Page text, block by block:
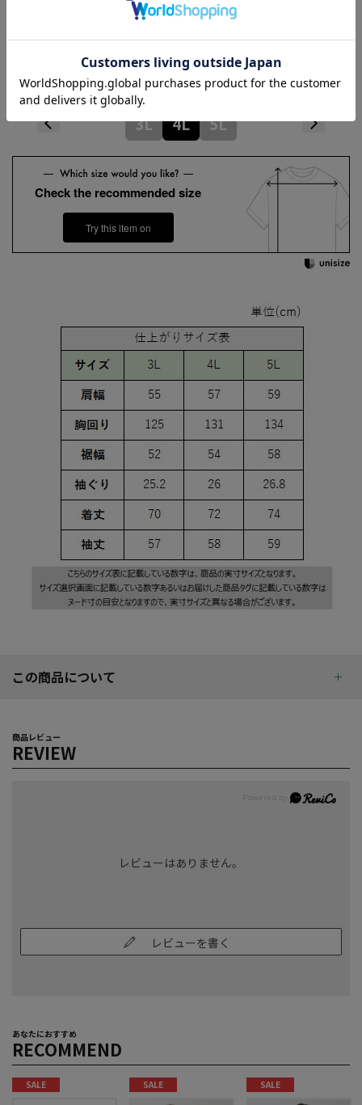
3L 4L 5L
Check the recommended size
Try this item on
この商品について
商品レビュー
REVIEW
レビューはありません。
レビューを書く
あなたにおすすめ
RECOMMEND
SALE SALE SALE